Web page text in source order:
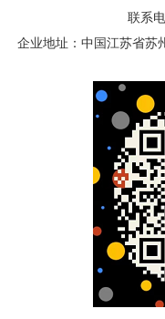
联系
企业地址：中国江苏省苏